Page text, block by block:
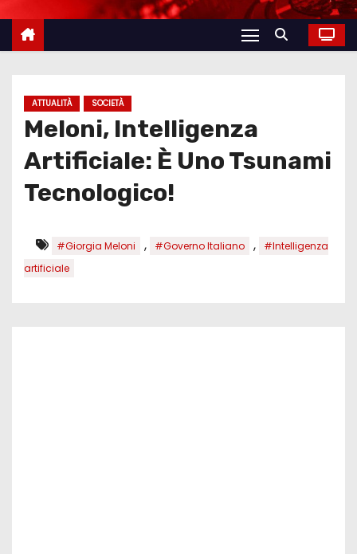
ATTUALITÀ SOCIETÀ
Meloni, Intelligenza
Artificiale: È Uno Tsunami
Tecnologico!
#Giorgia Meloni , #Governo Italiano ,
#Intelligenza
artificiale